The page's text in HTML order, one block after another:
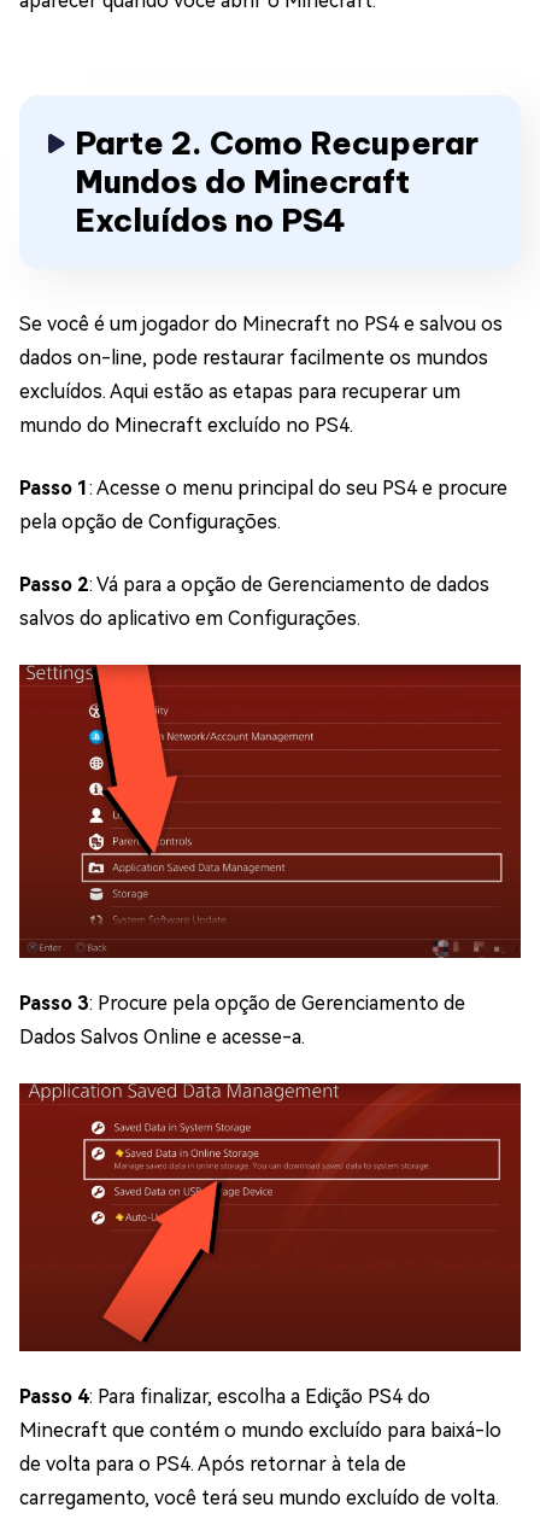
Parte 2. Como Recuperar
Mundos do Minecraft
Excluídos no PS4
Se você é um jogador do Minecraft no PS4 e salvou os
dados on-line, pode restaurar facilmente os mundos
excluídos. Aqui estão as etapas para recuperar um
mundo do Minecraft excluído no PS4.
Passo 1: Acesse o menu principal do seu PS4 e procure
pela opção de Configurações.
Passo 2: Vá para a opção de Gerenciamento de dados
salvos do aplicativo em Configurações.
Passo 3: Procure pela opção de Gerenciamento de
Dados Salvos Online e acesse-a.
Passo 4: Para finalizar, escolha a Edição PS4 do
Minecraft que contém o mundo excluído para baixá-lo
de volta para o PS4. Após retornar à tela de
carregamento, você terá seu mundo excluído de volta.